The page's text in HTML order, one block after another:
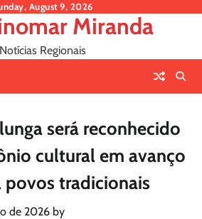
August 9, 2026
Miranda
Notícias Regionais
será reconhecido
cultural em avanço
povos tradicionais
de 2026 by